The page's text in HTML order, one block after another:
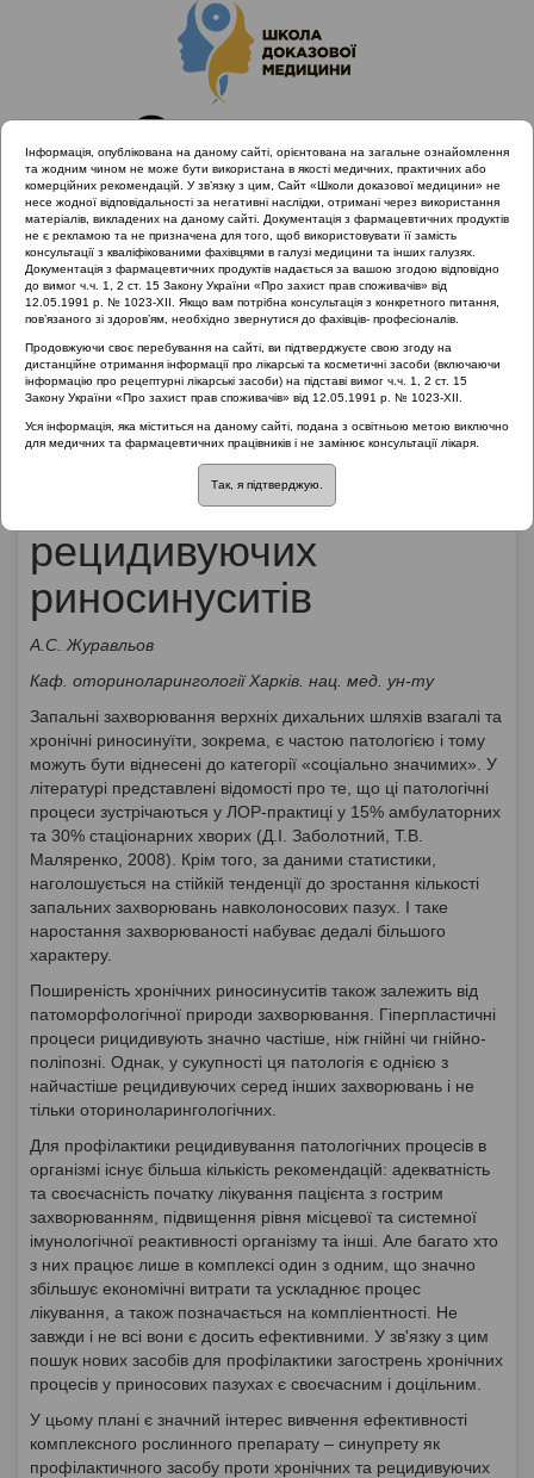
Головна Партнери проекту
Біонорика
Синупрет у профілактичному лікуванні хронічних
рецидивуючих риносинуситів
Синупрет у
профілактичному
лікуванні хронічних
рецидивуючих
риносинуситів
А.С. Журавльов
Каф. оториноларингології Харків. нац. мед. ун-ту
Запальні захворювання верхніх дихальних шляхів взагалі та
хронічні риносинуїти, зокрема, є частою патологією і тому
можуть бути віднесені до категорії «соціально значимих». У
літературі представлені відомості про те, що ці патологічні
процеси зустрічаються у ЛОР-практиці у 15% амбулаторних
та 30% стаціонарних хворих (Д.І. Заболотний, Т.В.
Маляренко, 2008). Крім того, за даними статистики,
наголошується на стійкій тенденції до зростання кількості
запальних захворювань навколоносових пазух. І таке
наростання захворюваності набуває дедалі більшого
характеру.
Поширеність хронічних риносинуситів також залежить від
патоморфологічної природи захворювання. Гіперпластичні
процеси рицидивують значно частіше, ніж гнійні чи гнійно-
поліпозні. Однак, у сукупності ця патологія є однією з
найчастіше рецидивуючих серед інших захворювань і не
тільки оториноларингологічних.
Для профілактики рецидивування патологічних процесів в
організмі існує більша кількість рекомендацій: адекватність
та своєчасність початку лікування пацієнта з гострим
захворюванням, підвищення рівня місцевої та системної
імунологічної реактивності організму та інші. Але багато хто
з них працює лише в комплексі один з одним, що значно
збільшує економічні витрати та ускладнює процес
лікування, а також позначається на компліентності. Не
завжди і не всі вони є досить ефективними. У зв'язку з цим
пошук нових засобів для профілактики загострень хронічних
процесів у приносових пазухах є своєчасним і доцільним.
У цьому плані є значний інтерес вивчення ефективності
комплексного рослинного препарату – синупрету як
профілактичного засобу проти хронічних та рецидивуючих
Інформація, опублікована на даному сайті, орієнтована на загальне ознайомлення
та жодним чином не може бути використана в якості медичних, практичних або
комерційних рекомендацій. У зв’язку з цим, Сайт «Школи доказової медицини» не
несе жодної відповідальності за негативні наслідки, отримані через використання
матеріалів, викладених на даному сайті. Документація з фармацевтичних продуктів
не є рекламою та не призначена для того, щоб використовувати її замість
консультації з кваліфікованими фахівцями в галузі медицини та інших галузях.
Документація з фармацевтичних продуктів надається за вашою згодою відповідно
до вимог ч.ч. 1, 2 ст. 15 Закону України «Про захист прав споживачів» від
12.05.1991 р. № 1023-XII. Якщо вам потрібна консультація з конкретного питання,
пов’язаного зі здоров’ям, необхідно звернутися до фахівців- професіоналів.
Продовжуючи своє перебування на сайті, ви підтверджуєте свою згоду на
дистанційне отримання інформації про лікарські та косметичні засоби (включаючи
інформацію про рецептурні лікарські засоби) на підставі вимог ч.ч. 1, 2 ст. 15
Закону України «Про захист прав споживачів» від 12.05.1991 р. № 1023-XII.
Уся інформація, яка міститься на даному сайті, подана з освітньою метою виключно
для медичних та фармацевтичних працівників і не замінює консультації лікаря.
Так, я підтверджую.